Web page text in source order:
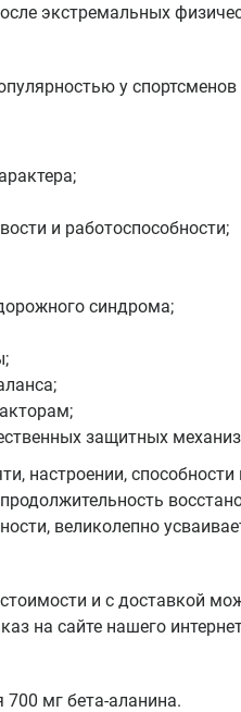
экстремальных
у
и работоспособности;
синдрома;
защитных
настроении, способности
великолепно
и с доставкой
на сайте нашего
700 мг бета-аланина.